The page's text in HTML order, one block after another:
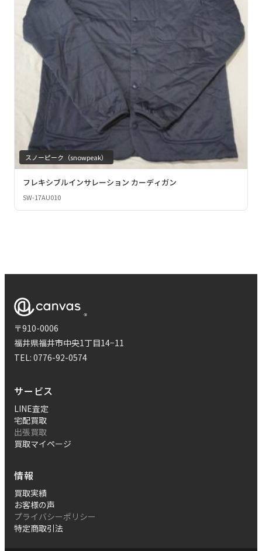
スノーピーク（snowpeak）
フレキシブルインサレーション カーディガン
SW-17AU010
〒910-0006
福井県福井市中央1丁目14−11
TEL: 0776-92-0574
サービス
LINE査定
宅配買取
出張買取
買取マイページ
情報
買取実績
お客様の声
プライバシーポリシー
特定商取引法